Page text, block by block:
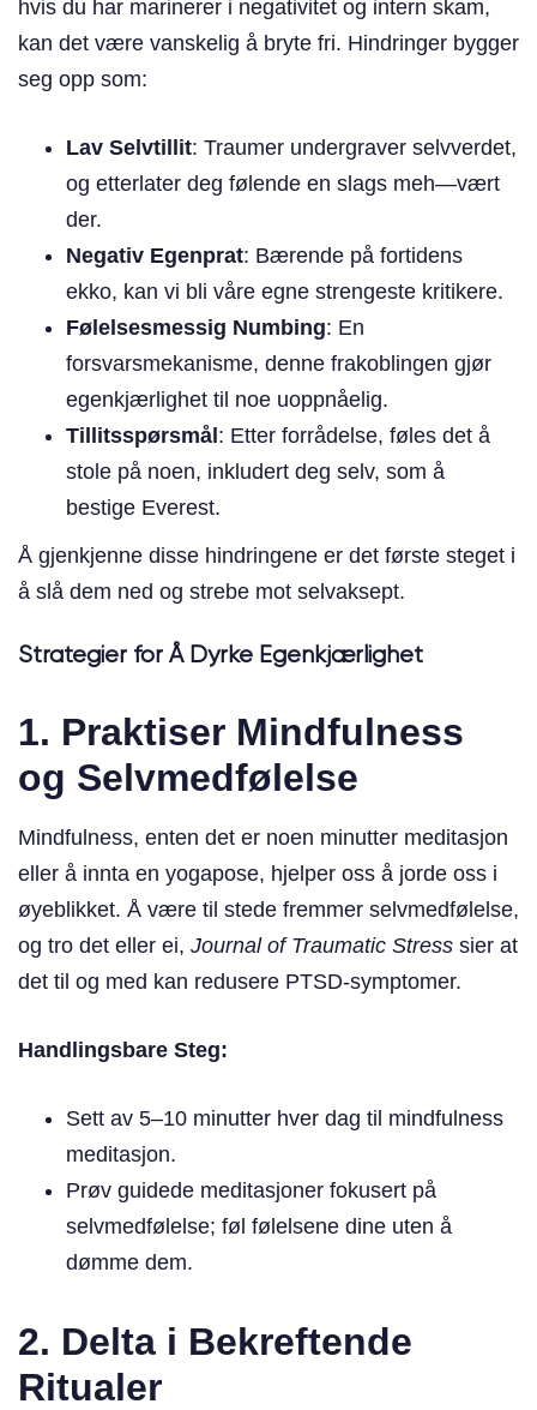
hvis du har marinerer i negativitet og intern skam,
kan det være vanskelig å bryte fri. Hindringer bygger
seg opp som:
Lav Selvtillit: Traumer undergraver selvverdet,
og etterlater deg følende en slags meh—vært
der.
Negativ Egenprat: Bærende på fortidens
ekko, kan vi bli våre egne strengeste kritikere.
Følelsesmessig Numbing: En
forsvarsmekanisme, denne frakoblingen gjør
egenkjærlighet til noe uoppnåelig.
Tillitsspørsmål: Etter forrådelse, føles det å
stole på noen, inkludert deg selv, som å
bestige Everest.
Å gjenkjenne disse hindringene er det første steget i
å slå dem ned og strebe mot selvaksept.
Strategier for Å Dyrke Egenkjærlighet
1. Praktiser Mindfulness
og Selvmedfølelse
Mindfulness, enten det er noen minutter meditasjon
eller å innta en yogapose, hjelper oss å jorde oss i
øyeblikket. Å være til stede fremmer selvmedfølelse,
og tro det eller ei, Journal of Traumatic Stress sier at
det til og med kan redusere PTSD-symptomer.
Handlingsbare Steg:
Sett av 5–10 minutter hver dag til mindfulness
meditasjon.
Prøv guidede meditasjoner fokusert på
selvmedfølelse; føl følelsene dine uten å
dømme dem.
2. Delta i Bekreftende
Ritualer